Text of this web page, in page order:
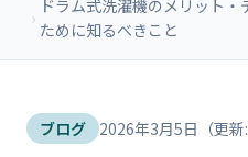
›
ドラム式洗濯機のメリット
ために知るべきこと
ブログ 2026年3月5日 （更